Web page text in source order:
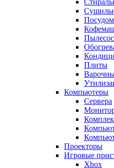
Плиты
Компьютеры
Сервера
Проекторы
Игровые
Xbox